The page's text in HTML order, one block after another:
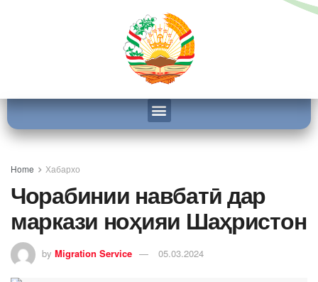
Home Хабархо
Чорабинии навбатӣ дар
маркази ноҳияи Шаҳристон
by Migration Service 05.03.2024